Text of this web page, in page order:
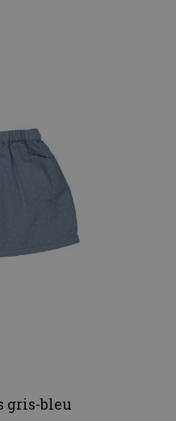
gris-bleu